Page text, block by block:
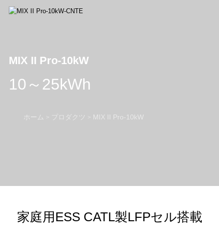
MIX II Pro-10kW
10～25kWh
ホーム プロダクツ MIX II Pro-10kW
家庭用ESS CATL製LFPセル搭載